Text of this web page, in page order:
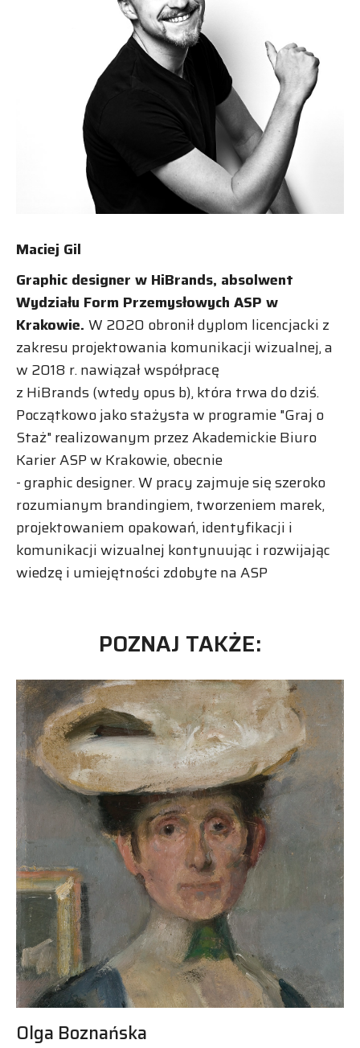
Maciej Gil
Graphic designer w HiBrands, absolwent
Wydziału Form Przemysłowych ASP w
Krakowie. W 2020 obronił dyplom licencjacki z
zakresu projektowania komunikacji wizualnej, a
w 2018 r. nawiązał współpracę
z HiBrands(wtedy opus b), która trwa do dziś.
Początkowo jako stażysta w programie "Graj o
Staż" realizowanym przez Akademickie Biuro
Karier ASP w Krakowie, obecnie
-graphicdesigner. W pracy zajmuje się szeroko
rozumianym brandingiem, tworzeniem marek,
projektowaniem opakowań, identyfikacji i
komunikacji wizualnej kontynuując i rozwijając
wiedzę i umiejętności zdobyte na ASP
POZNAJ TAKŻE:
Olga Boznańska